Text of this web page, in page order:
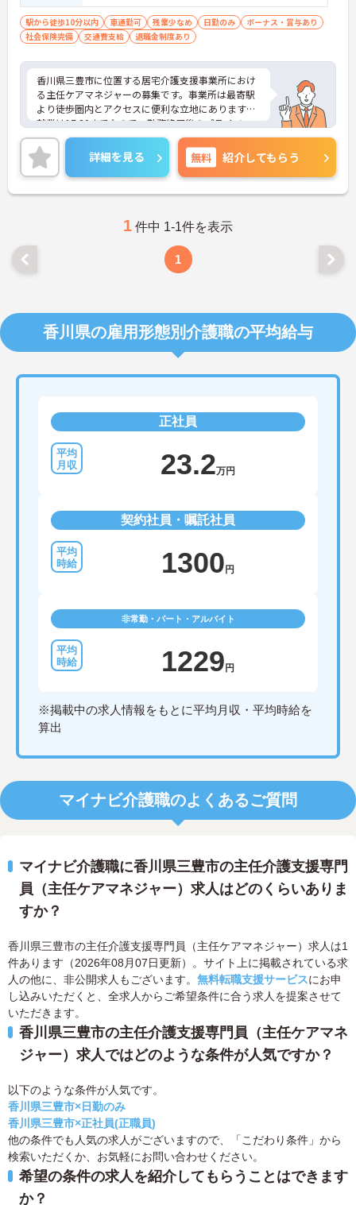
駅から徒歩10分以内 車通勤可 残業少なめ 日勤のみ
ボーナス・賞与あり
社会保険完備
交通費支給 退職金制度あり
香川県三豊市に位置する居宅介護支援事業所におけ
る主任ケアマネジャーの募集です。事業所は最寄駅
より徒歩圏内とアクセスに便利な立地にあります。
就業は17:30までなので、勤務終了後のプライベー
トな時間も充実させることができます。
ご興味のある方には、面接対策ポイントなど、さら
に詳細をお話しいたしますのでお気軽にご相談くだ
さい！
詳細を見る 無料 紹介してもらう
1 件中 1-1件を表示
1
香川県の雇用形態別介護職の平均給与
正社員
23.2万円
契約社員・嘱託社員
1300 円
非常勤・パート・アルバイト
1229 円
※掲載中の求人情報をもとに平均月収・平均時給を
算出
マイナビ介護職のよくあるご質問
マイナビ介護職に香川県三豊市の主任介護支援専門
員（主任ケアマネジャー）求人はどのくらいありま
すか？
香川県三豊市の主任介護支援専門員（主任ケアマネジャー）求人は1
件あります（2026年08月07日更新）。サイト上に掲載されている求
人の他に、非公開求人もございます。 無料転職支援サービスにお申
し込みいただくと、全求人からご希望条件に合う求人を提案させて
いただきます。
香川県三豊市の主任介護支援専門員（主任ケアマネ
ジャー）求人ではどのような条件が人気ですか？
以下のような条件が人気です。
香川県三豊市×日勤のみ
香川県三豊市×正社員(正職員)
他の条件でも人気の求人がございますので、「こだわり条件」から
検索いただくか、お気軽にお問い合わせください。
希望の条件の求人を紹介してもらうことはできます
か？